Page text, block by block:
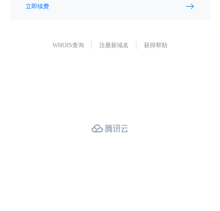
立即续费
WHOIS查询 注册新域名 获得帮助